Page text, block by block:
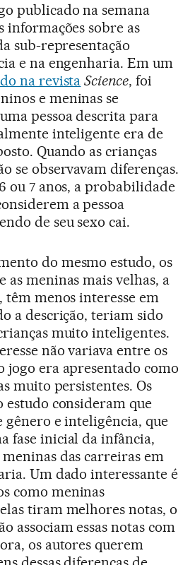
publicado na semana
informações sobre as
sub-representação
e na engenharia. Em um
na revista Science, foi
e meninas se
pessoa descrita para
inteligente era de
Quando as crianças
se observavam diferenças.
ou 7 anos, a probabilidade
a pessoa
de seu sexo cai.
do mesmo estudo, os
as meninas mais velhas, a
menos interesse em
a descrição, teriam sido
muito inteligentes.
não variava entre os
jogo era apresentado como
muito persistentes. Os
estudo consideram que
gênero e inteligência, que
fase inicial da infância,
das carreiras em
Um dado interessante é
como meninas
tiram melhores notas, o
associam essas notas com
os autores querem